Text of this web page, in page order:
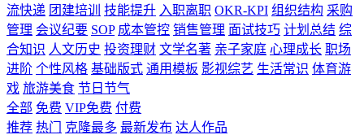
流快递 团建培训 技能提升 入职离职 OKR-KPI 组织结构 采购
管理 会议纪要 SOP 成本管控 销售管理 面试技巧 计划总结 综
合知识 人文历史 投资理财 文学名著 亲子家庭 心理成长 职场
进阶 个性风格 基础版式 通用模板 影视综艺 生活常识 体育游
戏 旅游美食 节日节气
全部 免费 VIP免费 付费
推荐 热门 克隆最多 最新发布 达人作品